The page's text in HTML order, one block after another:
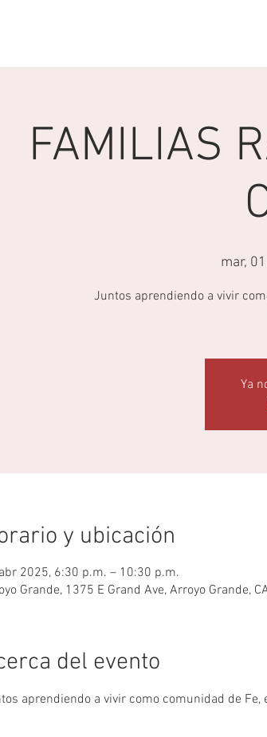
FAMILIAS
mar,
Juntos aprendiendo a vivir
Ya
y ubicación
2025, 6:30 p.m. – 10:30 p.m.
Grande, 1375 E Grand Ave, Arroyo Grande,
del evento
aprendiendo a vivir como comunidad de